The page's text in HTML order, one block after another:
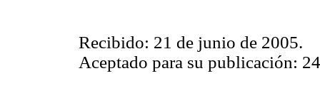
Recibido: 21 de junio de 2005.
Aceptado para su publicación: